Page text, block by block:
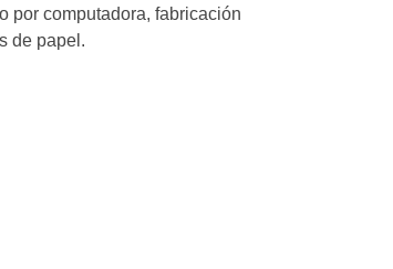
por computadora, fabricación
de papel.